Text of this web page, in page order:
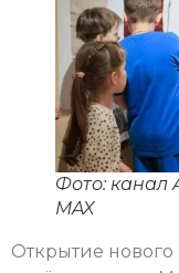
Фото: канал
MAX
Открытие нового